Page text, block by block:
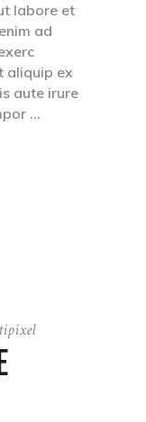
labore et
ad
aliquip ex
aute irure